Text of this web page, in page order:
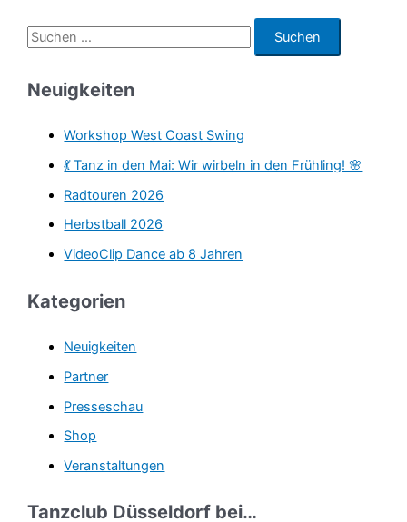
S
c
:
Neuigkeiten
Workshop West Coast Swing
💃 Tanz in den Mai: Wir wirbeln in den Frühling! 🌸
Radtouren 2026
Herbstball 2026
VideoClip Dance ab 8 Jahren
Kategorien
Neuigkeiten
Partner
Presseschau
Shop
Veranstaltungen
Tanzclub Düsseldorf bei…